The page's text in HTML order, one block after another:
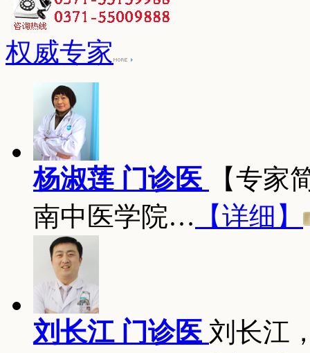
权威专家
杨淑莲 门诊医
【专家
南中医学院… 【详细】
刘长江 门诊医 刘长江